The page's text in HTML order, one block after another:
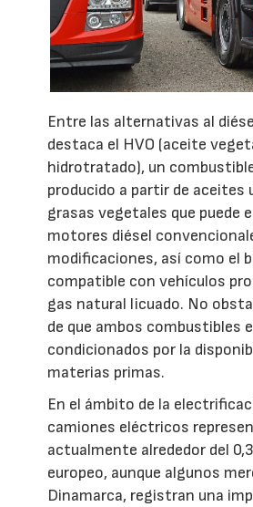
Entre las alternativas al
destaca el HVO (aceite
hidrotratado), un
producido a partir de aceites
grasas vegetales que puede
motores diésel
modificaciones, así como el
compatible con vehículos
gas natural licuado. No
de que ambos combustibles
condicionados por la
materias primas.
En el ámbito de la
camiones eléctricos
actualmente alrededor del
europeo, aunque algunos
Dinamarca, registran una